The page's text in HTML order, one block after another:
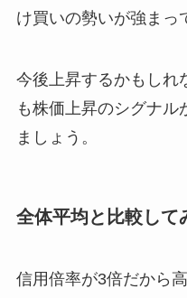
け買いの勢いが強まっ
今後上昇するかもしれ
も株価上昇のシグナル
ましょう。
全体平均と比較して
信用倍率が3倍だから